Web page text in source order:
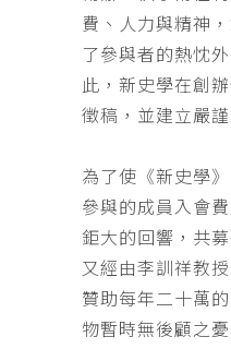
費、人力與精神
了參與者的熱忱
此，新史學在創
徵稿，並建立嚴
為了使《新史學
參與的成員入會
鉅大的回響，共
又經由李訓祥教
贊助每年二十萬
物暫時無後顧之